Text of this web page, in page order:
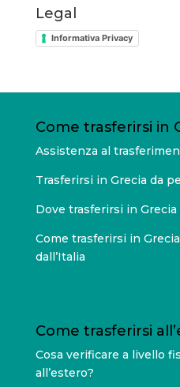
Legal
Informativa Privacy
Come trasferirsi in
Assistenza al
Trasferirsi in Grecia da
Dove trasferirsi in Grecia
Come trasferirsi in
dall’Italia
Come trasferirsi
Cosa verificare a livello
all’estero?